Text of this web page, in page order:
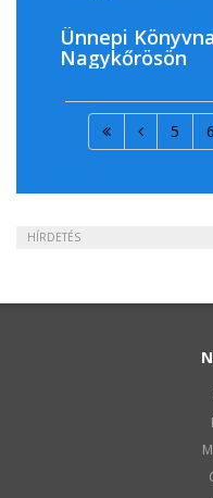
Ünnepi
Nagykőrösön
5 6
HÍRDETÉS